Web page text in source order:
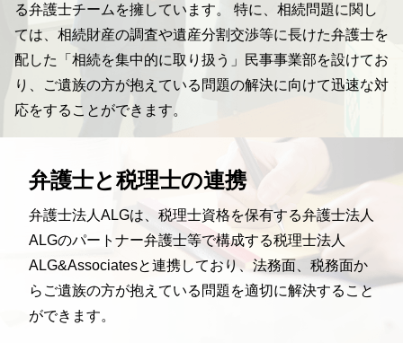
る弁護士チームを擁しています。 特に、相続問題に関し
ては、相続財産の調査や遺産分割交渉等に長けた弁護士を
配した「相続を集中的に取り扱う」民事事業部を設けてお
り、ご遺族の方が抱えている問題の解決に向けて迅速な対
応をすることができます。
弁護士と税理士の連携
弁護士法人ALGは、税理士資格を保有する弁護士法人
ALGのパートナー弁護士等で構成する税理士法人
ALG&Associatesと連携しており、法務面、税務面か
らご遺族の方が抱えている問題を適切に解決すること
ができます。